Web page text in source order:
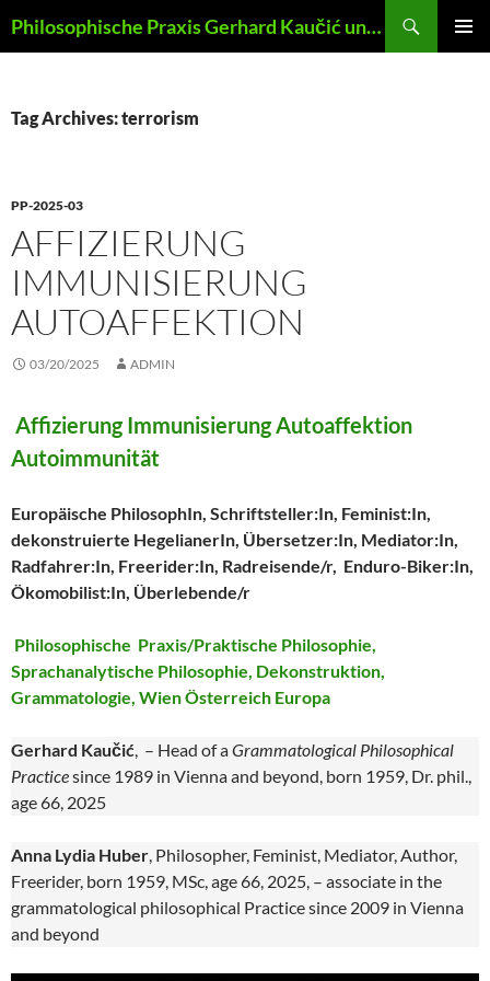
to
Philosophische Praxis Gerhard Kaučić und Anna Lydia Huber
Tag Archives: terrorism
PP-2025-03
AFFIZIERUNG
IMMUNISIERUNG
AUTOAFFEKTION
03/20/2025 ADMIN
Affizierung Immunisierung Autoaffektion
Autoimmunität
Europäische PhilosophIn, Schriftsteller:In, Feminist:In,
dekonstruierte HegelianerIn, Übersetzer:In, Mediator:In,
Radfahrer:In, Freerider:In, Radreisende/r, Enduro-Biker:In,
Ökomobilist:In, Überlebende/r
Philosophische Praxis/Praktische Philosophie,
Sprachanalytische Philosophie, Dekonstruktion,
Grammatologie, Wien Österreich Europa
Gerhard Kaučić, – Head of aGrammatological Philosophical
Practicesince 1989 in Vienna and beyond, born 1959, Dr. phil.,
age 66, 2025
Anna Lydia Huber, Philosopher, Feminist, Mediator, Author,
Freerider, born 1959, MSc, age 66, 2025, – associate in the
grammatological philosophical Practice since 2009 in Vienna
and beyond